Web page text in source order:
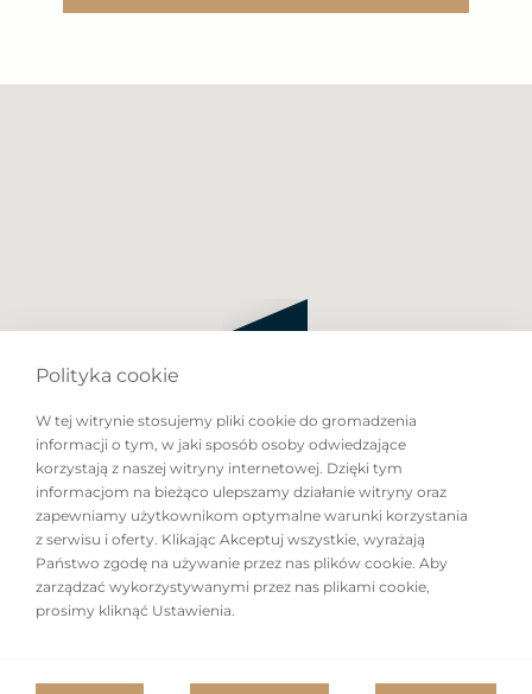
Polityka cookie
W tej witrynie stosujemy pliki cookie do gromadzenia
informacji o tym, w jaki sposób osoby odwiedzające
korzystają z naszej witryny internetowej. Dzięki tym
informacjom na bieżąco ulepszamy działanie witryny oraz
zapewniamy użytkownikom optymalne warunki korzystania
z serwisu i oferty. Klikając Akceptuj wszystkie, wyrażają
Państwo zgodę na używanie przez nas plików cookie. Aby
zarządzać wykorzystywanymi przez nas plikami cookie,
prosimy kliknąć Ustawienia.